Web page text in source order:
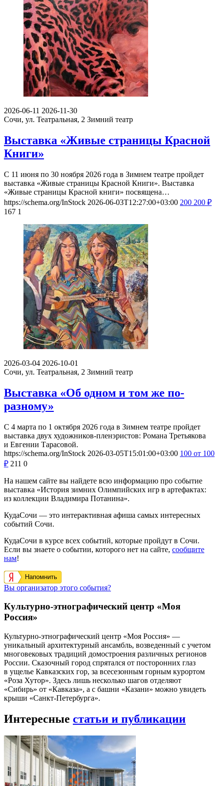
2026-06-11 2026-11-30
Сочи, ул. Театральная, 2 Зимний театр
Выставка «Живые страницы Красной
Книги»
С 11 июня по 30 ноября 2026 года в Зимнем театре пройдет
выставка «Живые страницы Красной Книги». Выставка
«Живые страницы Красной книги» посвящена…
https://schema.org/InStock 2026-06-03T12:27:00+03:00 200 200 ₽
167 1
2026-03-04 2026-10-01
Сочи, ул. Театральная, 2 Зимний театр
Выставка «Об одном и том же по-
разному»
С 4 марта по 1 октября 2026 года в Зимнем театре пройдет
выставка двух художников-пленэристов: Романа Третьякова
и Евгении Тарасовой.
https://schema.org/InStock 2026-03-05T15:01:00+03:00 100 от 100
₽ 211 0
На нашем сайте вы найдете всю информацию про событие
выставка «История зимних Олимпийских игр в артефактах:
из коллекции Владимира Потанина».
КудаСочи — это интерактивная афиша самых интересных
событий Сочи.
КудаСочи в курсе всех событий, которые пройдут в Сочи.
Если вы знаете о событии, которого нет на сайте, сообщите
нам!
Напомнить
Вы организатор этого события?
Культурно-этнографический центр «Моя
Россия»
Культурно-этнографический центр «Моя Россия» —
уникальный архитектурный ансамбль, возведенный с учетом
многовековых традиций домостроения различных регионов
России. Сказочный город спрятался от посторонних глаз
в ущелье Кавказских гор, за всесезонным горным курортом
«Роза Хутор». Здесь лишь несколько шагов отделяют
«Сибирь» от «Кавказа», а с башни «Казани» можно увидеть
крыши «Санкт-Петербурга».
Интересные статьи и публикации